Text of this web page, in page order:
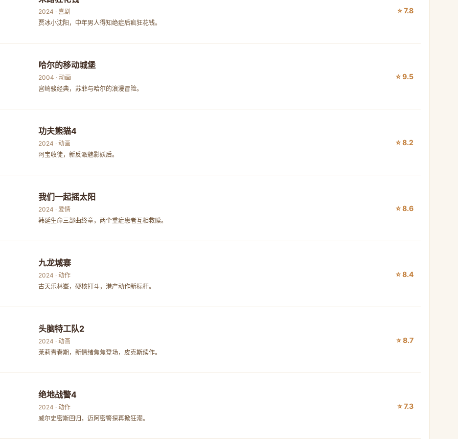
2024 · 喜剧
贾冰小沈阳，中年男人得知绝症后疯狂花钱。
⭐ 7.8
哈尔的移动城堡
2004 · 动画
宫崎骏经典，苏菲与哈尔的浪漫冒险。
⭐ 9.5
功夫熊猫4
2024 · 动画
阿宝收徒，新反派魅影妖后。
⭐ 8.2
我们一起摇太阳
2024 · 爱情
韩延生命三部曲终章，两个重症患者互相救赎。
⭐ 8.6
九龙城寨
2024 · 动作
古天乐林峯，硬核打斗，港产动作新标杆。
⭐ 8.4
头脑特工队2
2024 · 动画
莱莉青春期，新情绪焦焦登场，皮克斯续作。
⭐ 8.7
绝地战警4
2024 · 动作
威尔史密斯回归，迈阿密警探再掀狂潮。
⭐ 7.3